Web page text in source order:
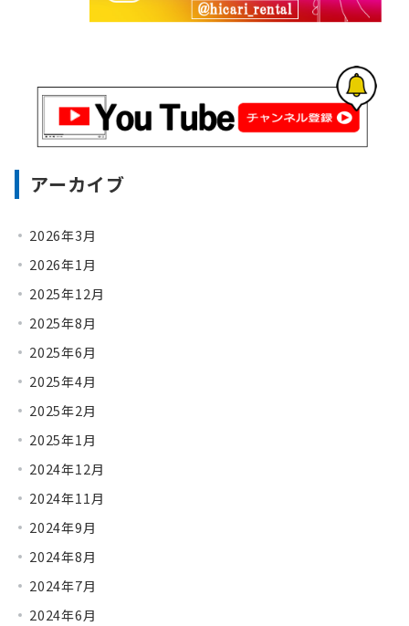
アーカイブ
2026年3月
2026年1月
2025年12月
2025年8月
2025年6月
2025年4月
2025年2月
2025年1月
2024年12月
2024年11月
2024年9月
2024年8月
2024年7月
2024年6月